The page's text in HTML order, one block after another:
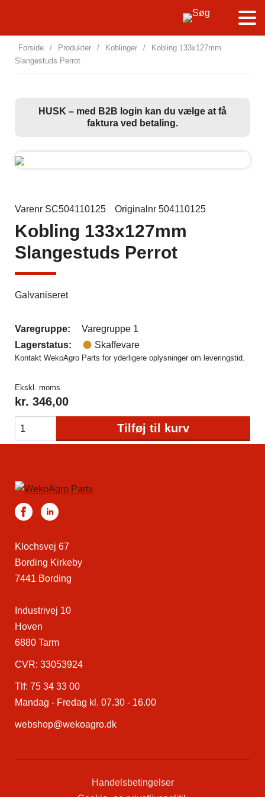
Forside / Produkter / Koblinger /
Kobling 133x127mm
Slangestuds Perrot
HUSK – med B2B login kan du vælge at få
faktura ved betaling.
Varenr SC504110125 Originalnr 504110125
Kobling 133x127mm
Slangestuds Perrot
Galvaniseret
Varegruppe:
Varegruppe 1
Lagerstatus:
Skaffevare
Kontakt WekoAgro Parts for yderligere oplysninger om leveringstid.
Ekskl. moms
kr. 346,00
Tilføj til kurv
Klochsvej 67
Bording Kirkeby
7441 Bording
Industrivej 10
Hoven
6880 Tarm
CVR: 33053924
Tlf: 75 34 33 00
Mandag - Fredag kl. 07.30 - 16.00
webshop@wekoagro.dk
Handelsbetingelser